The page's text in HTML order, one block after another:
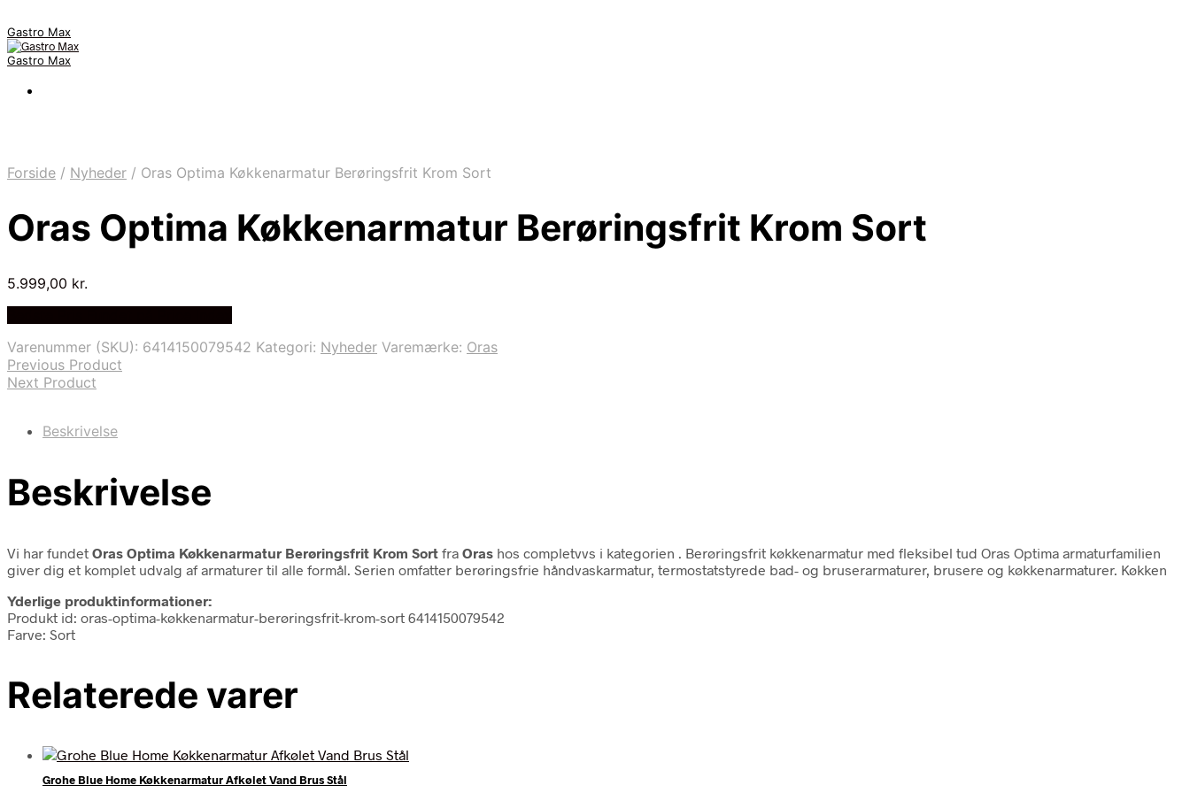
Gastro Max
Gastro Max
Forside / Nyheder / Oras Optima Køkkenarmatur Berøringsfrit Krom Sort
Oras Optima Køkkenarmatur Berøringsfrit Krom Sort
5.999,00 kr.
Varenummer (SKU): 6414150079542 Kategori: Nyheder Varemærke: Oras
Previous Product
Next Product
Beskrivelse
Beskrivelse
Vi har fundet Oras Optima Køkkenarmatur Berøringsfrit Krom Sort fra Oras hos completvvs i kategorien
. Berøringsfrit køkkenarmatur med fleksibel tud Oras Optima armaturfamilien
giver dig et komplet udvalg af armaturer til alle formål. Serien omfatter berøringsfrie håndvaskarmatur, termostatstyrede bad- og bruserarmaturer, brusere og køkkenarmaturer. Køkken
Yderlige produktinformationer:
Produkt id: oras-optima-køkkenarmatur-berøringsfrit-krom-sort 6414150079542
Farve: Sort
Relaterede varer
Grohe Blue Home Køkkenarmatur Afkølet Vand Brus Stål